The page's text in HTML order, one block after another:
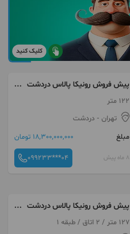
کلیک کنید
پیش فروش رونیکا پالاس دردشت
، فضایی برای شادی و آرامش
122 متر
تهران - دردشت
مبلغ
18,300,000,000 تومان
8 ماه پیش 099233***04
پیش فروش رونیکا پالاس دردشت
، بهترین امکانات و بهترین متریال
127 متر / 2 اتاق / طبقه 1